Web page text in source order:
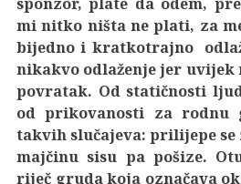
mi nitko ništa ne plati, za
bijedno i kratkotrajno
nikakvo odlaženje jer uvijek
povratak. Od statičnosti
od prikovanosti za rodnu
takvih slučajeva: prilijepe se
majčinu sisu pa pošize.
riječ gruda koja označava